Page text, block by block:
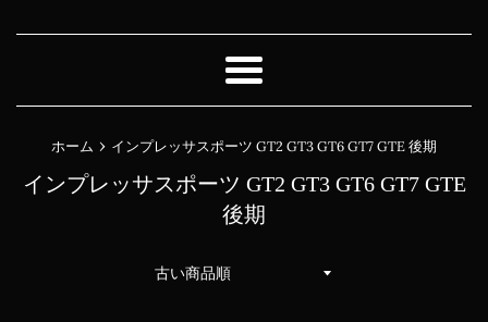
メ
ニ
ー
ホーム › インプレッサスポーツ GT2 GT3 GT6 GT7 GTE 後期
インプレッサスポーツ GT2 GT3 GT6 GT7 GTE
後期
並